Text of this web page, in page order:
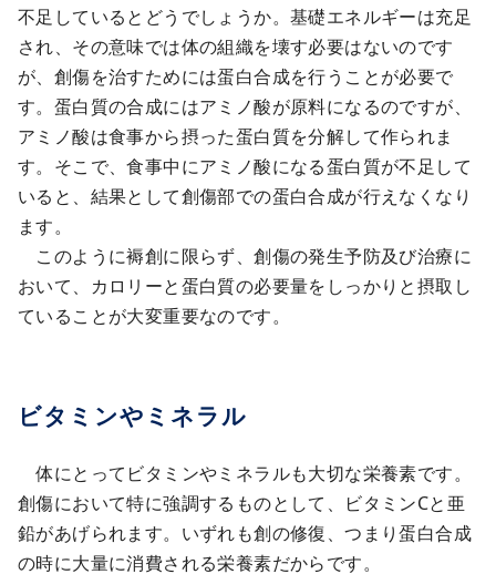
不足しているとどうでしょうか。基礎エネルギーは充足
され、その意味では体の組織を壊す必要はないのです
が、創傷を治すためには蛋白合成を行うことが必要で
す。蛋白質の合成にはアミノ酸が原料になるのですが、
アミノ酸は食事から摂った蛋白質を分解して作られま
す。そこで、食事中にアミノ酸になる蛋白質が不足して
いると、結果として創傷部での蛋白合成が行えなくなり
ます。
このように褥創に限らず、創傷の発生予防及び治療に
おいて、カロリーと蛋白質の必要量をしっかりと摂取し
ていることが大変重要なのです。
ビタミンやミネラル
体にとってビタミンやミネラルも大切な栄養素です。
創傷において特に強調するものとして、ビタミンCと亜
鉛があげられます。いずれも創の修復、つまり蛋白合成
の時に大量に消費される栄養素だからです。